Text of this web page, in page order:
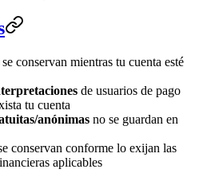
se conservan mientras tu cuenta esté
de usuarios de pago
tu cuenta
anónimas no se guardan en
conservan conforme lo exijan las
aplicables